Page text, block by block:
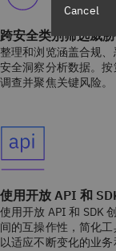
跨安全类别筛选威胁
整理和浏览涵盖合规
安全洞察分析数据。
调查并聚焦关键风险。
使用开放 API 和
使用开放 API 和 SDK
间的互操作性，简化
以适应不断变化的业务
Cancel